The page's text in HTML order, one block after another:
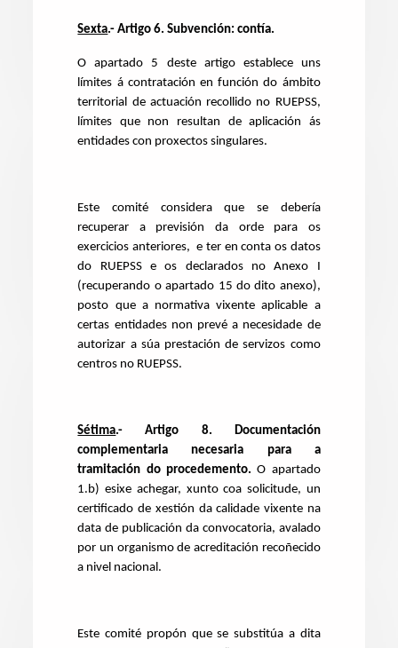
Sexta.- Artigo 6. Subvención: contía.
O apartado 5 deste artigo establece uns
límites á contratación en función do ámbito
territorial de actuación recollido no RUEPSS,
límites que non resultan de aplicación ás
entidades con proxectos singulares.
Este comité considera que se debería
recuperar a previsión da orde para os
exercicios anteriores, e ter en conta os datos
do RUEPSS e os declarados no Anexo I
(recuperando o apartado 15 do dito anexo),
posto que a normativa vixente aplicable a
certas entidades non prevé a necesidade de
autorizar a súa prestación de servizos como
centros no RUEPSS.
Sétima.- Artigo 8. Documentación
complementaria necesaria para a
tramitación do procedemento.O apartado
1.b) esixe achegar, xunto coa solicitude, un
certificado de xestión da calidade vixente na
data de publicación da convocatoria, avalado
por un organismo de acreditación recoñecido
a nivel nacional.
Este comité propón que se substitúa a dita